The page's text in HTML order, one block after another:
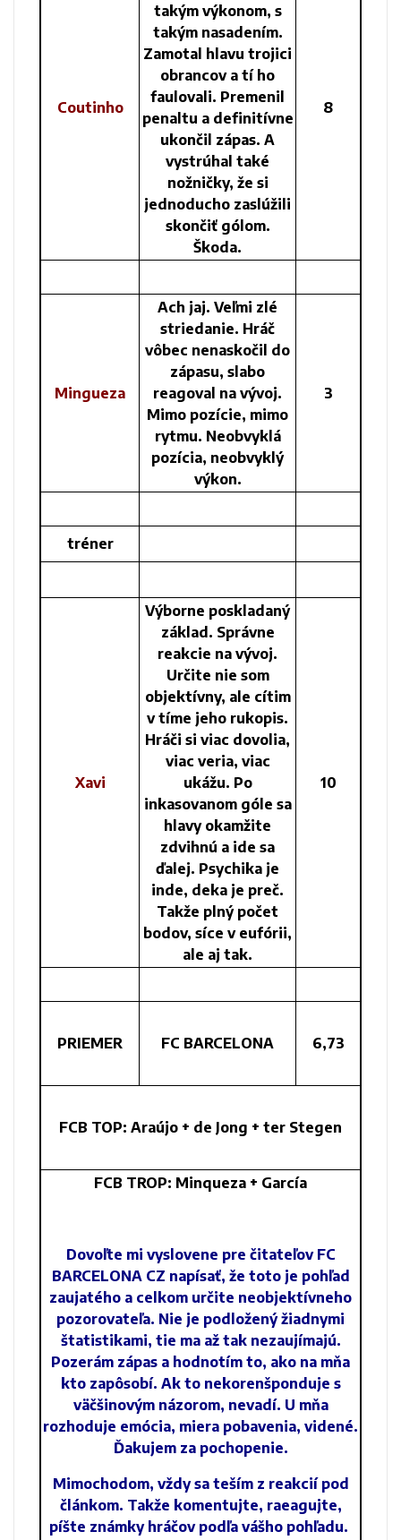
Coutinho
takým výkonom, s
takým nasadením.
Zamotal hlavu trojici
obrancov a tí ho
faulovali. Premenil
penaltu a definitívne
ukončil zápas. A
vystrúhal také
nožničky, že si
jednoducho zaslúžili
skončiť gólom.
Škoda.
8
Mingueza
Ach jaj. Veľmi zlé
striedanie. Hráč
vôbec nenaskočil do
zápasu, slabo
reagoval na vývoj.
Mimo pozície, mimo
rytmu. Neobvyklá
pozícia, neobvyklý
výkon.
3
tréner
Xavi
Výborne poskladaný
základ. Správne
reakcie na vývoj.
Určite nie som
objektívny, ale cítim
v tíme jeho rukopis.
Hráči si viac dovolia,
viac veria, viac
ukážu. Po
inkasovanom góle sa
hlavy okamžite
zdvihnú a ide sa
ďalej. Psychika je
inde, deka je preč.
Takže plný počet
bodov, síce v eufórii,
ale aj tak.
10
PRIEMER FC BARCELONA 6,73
FCB TOP: Araújo + de Jong + ter Stegen
FCB TROP: Minqueza + García
Dovoľte mi vyslovene pre čitateľov FC
BARCELONA CZ napísať, že toto je pohľad
zaujatého a celkom určite neobjektívneho
pozorovateľa. Nie je podložený žiadnymi
štatistikami, tie ma až tak nezaujímajú.
Pozerám zápas a hodnotím to, ako na mňa
kto zapôsobí. Ak to nekorenšponduje s
väčšinovým názorom, nevadí. U mňa
rozhoduje emócia, miera pobavenia, videné.
Ďakujem za pochopenie.
Mimochodom, vždy sa teším z reakcií pod
článkom. Takže komentujte, raeagujte,
píšte známky hráčov podľa vášho pohľadu.